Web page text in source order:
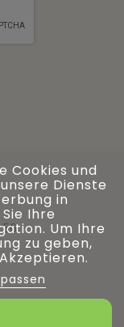
56
Cookies und
Dienste
in
Ihre
Um Ihre
zu geben,